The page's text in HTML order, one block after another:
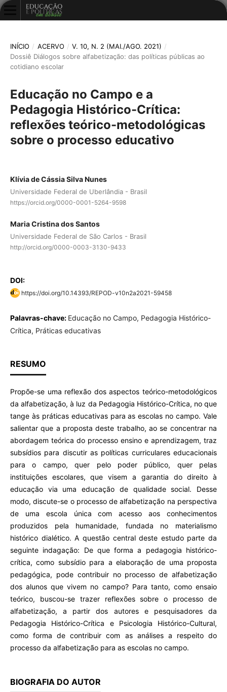
INÍCIO / ACERVO / V. 10, N. 2 (MAI./AGO. 2021) /
Dossiê Diálogos sobre alfabetização: das políticas públicas ao
cotidiano escolar
Educação no Campo e a
Pedagogia Histórico-Crítica:
reflexões teórico-metodológicas
sobre o processo educativo
Klívia de Cássia Silva Nunes
Universidade Federal de Uberlândia - Brasil
https://orcid.org/0000-0001-5264-9598
Maria Cristina dos Santos
Universidade Federal de São Carlos - Brasil
http://orcid.org/0000-0003-3130-9433
DOI:
https://doi.org/10.14393/REPOD-v10n2a2021-59458
Palavras-chave: Educação no Campo, Pedagogia Histórico-
Crítica, Práticas educativas
RESUMO
Propõe-se uma reflexão dos aspectos teórico-metodológicos
da alfabetização, à luz da Pedagogia Histórico-Crítica, no que
tange às práticas educativas para as escolas no campo. Vale
salientar que a proposta deste trabalho, ao se concentrar na
abordagem teórica do processo ensino e aprendizagem, traz
subsídios para discutir as políticas curriculares educacionais
para o campo, quer pelo poder público, quer pelas
instituições escolares, que visem a garantia do direito à
educação via uma educação de qualidade social. Desse
modo, discute-se o processo de alfabetização na perspectiva
de uma escola única com acesso aos conhecimentos
produzidos pela humanidade, fundada no materialismo
histórico dialético. A questão central deste estudo parte da
seguinte indagação: De que forma a pedagogia histórico-
crítica, como subsídio para a elaboração de uma proposta
pedagógica, pode contribuir no processo de alfabetização
dos alunos que vivem no campo? Para tanto, como ensaio
teórico, buscou-se trazer reflexões sobre o processo de
alfabetização, a partir dos autores e pesquisadores da
Pedagogia Histórico-Crítica e Psicologia Histórico-Cultural,
como forma de contribuir com as análises a respeito do
processo da alfabetização para as escolas no campo.
BIOGRAFIA DO AUTOR